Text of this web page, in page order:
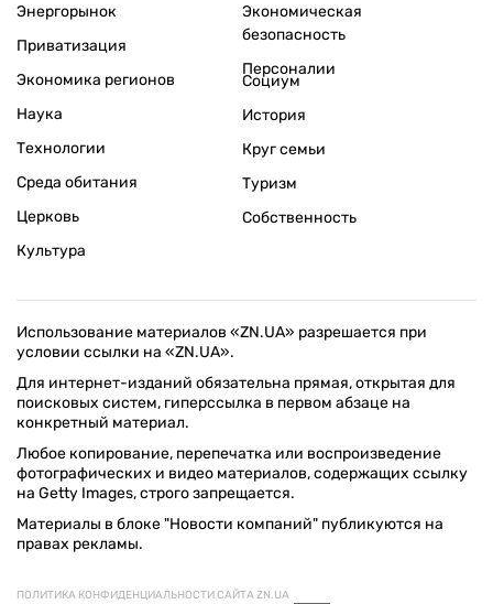
Энергорынок
Приватизация
Экономика регионов
Экономическая
безопасность
Персоналии
Наука
Технологии
Среда обитания
Церковь
Культура
Социум
История
Круг семьи
Туризм
Собственность
Использование материалов «ZN.UA» разрешается при
условии ссылки на «ZN.UA».
Для интернет-изданий обязательна прямая, открытая для
поисковых систем, гиперссылка в первом абзаце на
конкретный материал.
Любое копирование, перепечатка или воспроизведение
фотографических и видео материалов, содержащих ссылку
на Getty Images, строго запрещается.
Материалы в блоке "Новости компаний" публикуются на
правах рекламы.
ПОЛИТИКА КОНФИДЕНЦИАЛЬНОСТИ САЙТА ZN.UA